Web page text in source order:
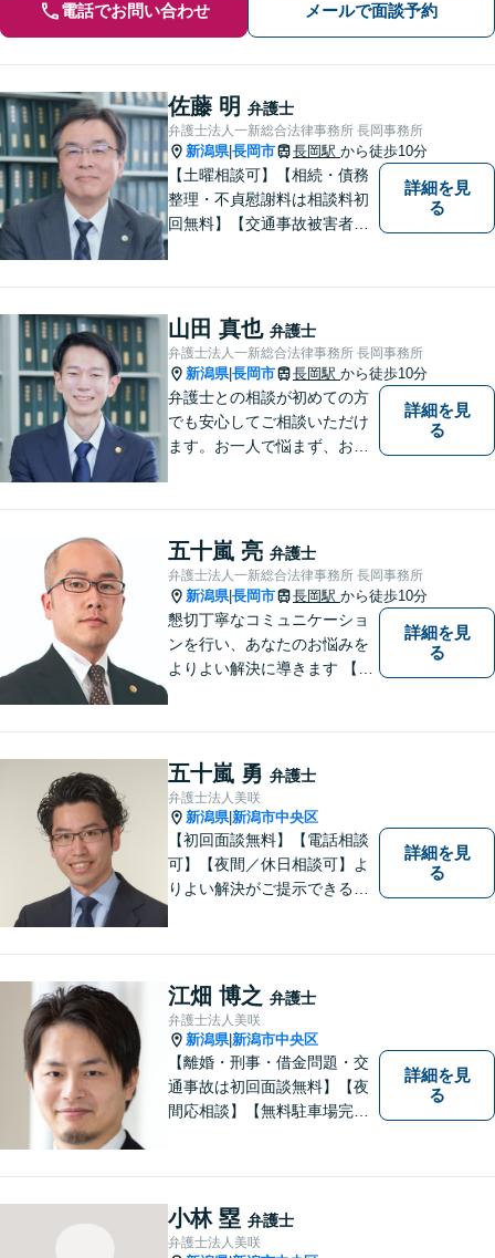
電話でお問い合わせ メールで面談予約
佐藤 明 弁護士
弁護士法人一新総合法律事務所 長岡事務所
新潟県|長岡市 長岡駅 から徒歩10分
【土曜相談可】【相続・債務
整理・不貞慰謝料は相談料初
回無料】【交通事故被害者の
体を把握し、真の利益を追及
します
詳細を見
る
山田 真也 弁護士
弁護士法人一新総合法律事務所 長岡事務所
新潟県|長岡市 長岡駅 から徒歩10分
弁護士との相談が初めての方
でも安心してご相談いただけ
ます。お一人で悩まず、お気
料】【交通事故被害者の方は
相談料無料（弁護士費用特約
利用の場合は除く）】
詳細を見
る
五十嵐 亮 弁護士
弁護士法人一新総合法律事務所 長岡事務所
新潟県|長岡市 長岡駅 から徒歩10分
懇切丁寧なコミュニケーショ
ンを行い、あなたのお悩みを
よりよい解決に導きます 【交
理・労災・不貞慰謝料は相談
料初回無料】【土曜相談可】
詳細を見
る
五十嵐 勇 弁護士
弁護士法人美咲
新潟県|新潟市中央区
【初回面談無料】【電話相談
可】【夜間／休日相談可】よ
りよい解決がご提示できるよ
お気軽にご相談ください。
詳細を見
る
江畑 博之 弁護士
弁護士法人美咲
新潟県|新潟市中央区
【離婚・刑事・借金問題・交
通事故は初回面談無料】【夜
間応相談】【無料駐車場完
語も丁寧に解説いたします。
個人の方も法人の方も、お気
軽にご相談ください。
詳細を見
る
小林 塁 弁護士
弁護士法人美咲